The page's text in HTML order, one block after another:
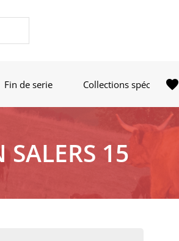
Fin de serie Collections spécialesfavorite
15